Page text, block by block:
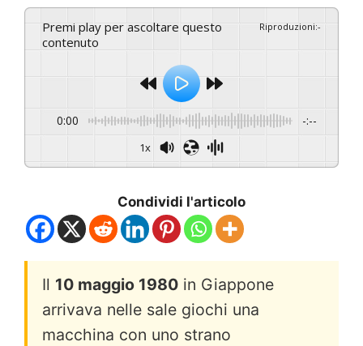
Premi play per ascoltare questo
contenuto
Riproduzioni:-
0:00 -:--
1x
Condividi l'articolo
Il 10 maggio 1980 in Giappone
arrivava nelle sale giochi una
macchina con uno strano